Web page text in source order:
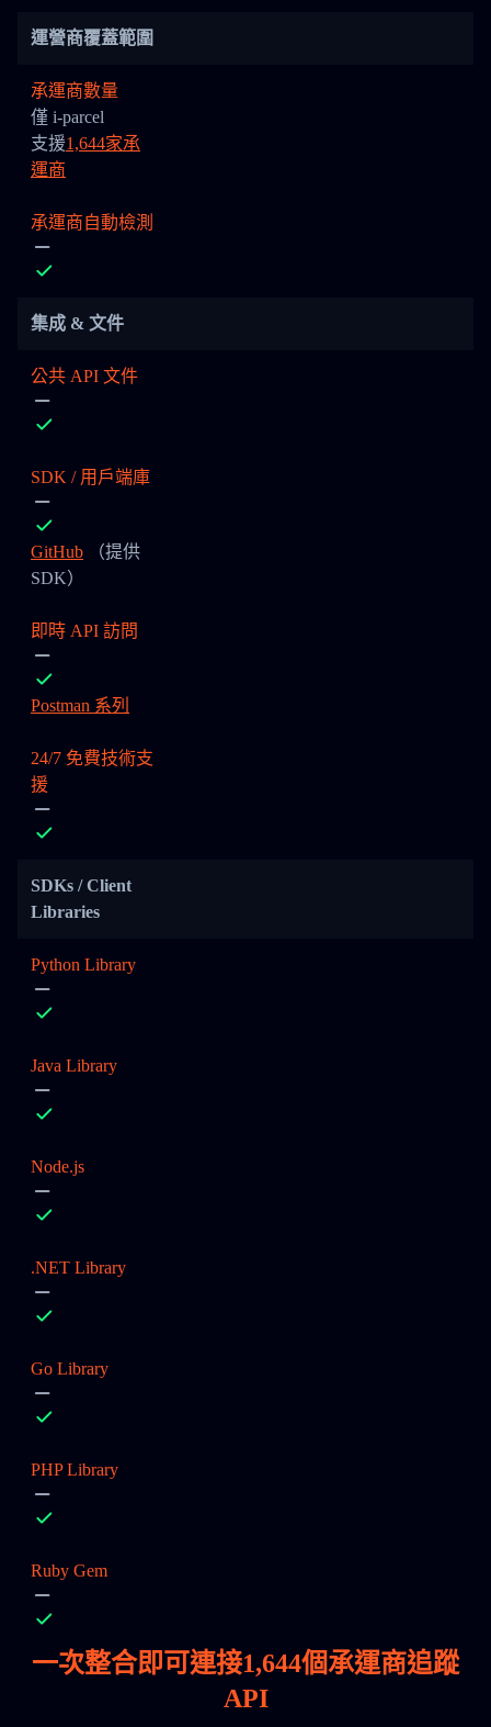
運營商覆蓋範圍
承運商數量
僅 i-parcel
支援1,644家承
運商
承運商自動檢測
集成 & 文件
公共 API 文件
SDK / 用戶端庫
GitHub （提供
SDK）
即時 API 訪問
Postman 系列
24/7 免費技術支
援
SDKs / Client
Libraries
Python Library
Java Library
Node.js
.NET Library
Go Library
PHP Library
Ruby Gem
一次整合即可連接1,644個承運商追蹤
API